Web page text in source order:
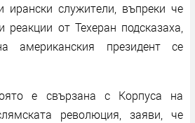
служители, въпреки че
реакции от Техеран подсказаха,
американския президент се
е свързана с Корпуса на
революция, заяви, че